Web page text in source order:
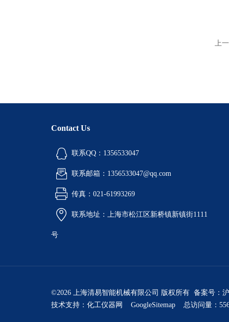
上
Contact Us
联系QQ：1356533047
联系邮箱：1356533047@qq.com
传真：021-61993269
联系地址：上海市松江区新桥镇新镇街1111
号
©2026 上海清易智能机械有限公司 版权所有 备案号：
技术支持： 化工仪器网 GoogleSitemap 总访问量：